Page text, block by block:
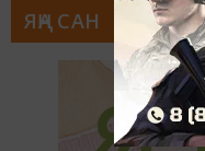
ЯҢА САН